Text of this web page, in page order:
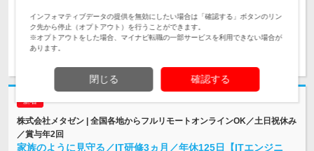
求人詳細を見る
株式会社メタゼン | 全国各地からフルリモートオンラインOK／土日祝休み
／賞与年2回
家族のように見守る／IT研修3ヵ月／年休125日【ITエンジニ
インフォマティブデータの提供を無効にしたい場合は「確認する」ボタンのリン
ク先から停止（オプトアウト）を行うことができます。
※オプトアウトをした場合、マイナビ転職の一部サービスを利用できない場合が
あります。
閉じる 確認する